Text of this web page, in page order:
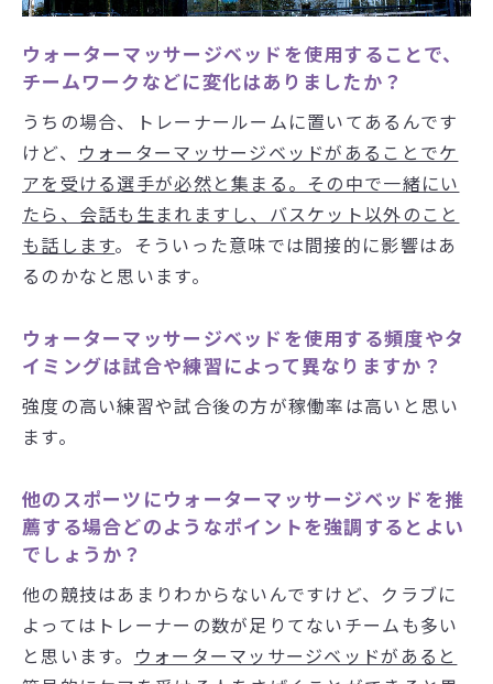
ウォーターマッサージベッドを使用することで、
チームワークなどに変化はありましたか？
うちの場合、トレーナールームに置いてあるんです
けど、 ウォーターマッサージベッドがあることでケ
アを受ける選手が必然と集まる。その中で一緒にい
たら、会話も生まれますし、バスケット以外のこと
も話します。そういった意味では間接的に影響はあ
るのかなと思います。
ウォーターマッサージベッドを使用する頻度やタ
イミングは試合や練習によって異なりますか？
強度の高い練習や試合後の方が稼働率は高いと思い
ます。
他のスポーツにウォーターマッサージベッドを推
薦する場合どのようなポイントを強調するとよい
でしょうか？
他の競技はあまりわからないんですけど、クラブに
よってはトレーナーの数が足りてないチームも多い
と思います。 ウォーターマッサージベッドがあると